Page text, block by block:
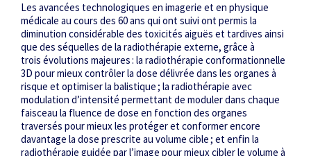
Les avancées technologiques en imagerie et en physique
médicale au cours des 60 ans qui ont suivi ont permis la
diminution considérable des toxicités aiguës et tardives ainsi
que des séquelles de la radiothérapie externe, grâce à
trois évolutions majeures : la radiothérapie conformationnelle
3D pour mieux contrôler la dose délivrée dans les organes à
risque et optimiser la balistique ; la radiothérapie avec
modulation d’intensité permettant de moduler dans chaque
faisceau la fluence de dose en fonction des organes
traversés pour mieux les protéger et conformer encore
davantage la dose prescrite au volume cible ; et enfin la
radiothérapie guidée par l’image pour mieux cibler le volume à